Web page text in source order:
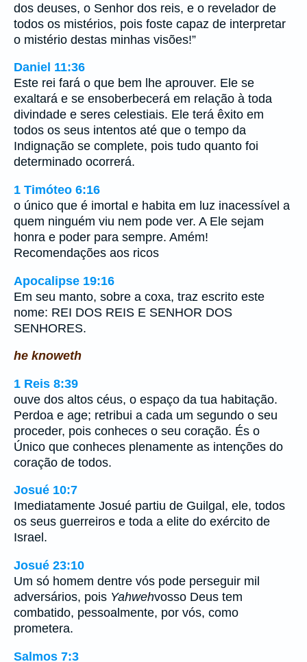
dos deuses, o Senhor dos reis, e o revelador de
todos os mistérios, pois foste capaz de interpretar
o mistério destas minhas visões!”
Daniel 11:36
Este rei fará o que bem lhe aprouver. Ele se
exaltará e se ensoberbecerá em relação à toda
divindade e seres celestiais. Ele terá êxito em
todos os seus intentos até que o tempo da
Indignação se complete, pois tudo quanto foi
determinado ocorrerá.
1 Timóteo 6:16
o único que é imortal e habita em luz inacessível a
quem ninguém viu nem pode ver. A Ele sejam
honra e poder para sempre. Amém!
Recomendações aos ricos
Apocalipse 19:16
Em seu manto, sobre a coxa, traz escrito este
nome: REI DOS REIS E SENHOR DOS
SENHORES.
he knoweth
1 Reis 8:39
ouve dos altos céus, o espaço da tua habitação.
Perdoa e age; retribui a cada um segundo o seu
proceder, pois conheces o seu coração. És o
Único que conheces plenamente as intenções do
coração de todos.
Josué 10:7
Imediatamente Josué partiu de Guilgal, ele, todos
os seus guerreiros e toda a elite do exército de
Israel.
Josué 23:10
Um só homem dentre vós pode perseguir mil
adversários, pois Yahwehvosso Deus tem
combatido, pessoalmente, por vós, como
prometera.
Salmos 7:3